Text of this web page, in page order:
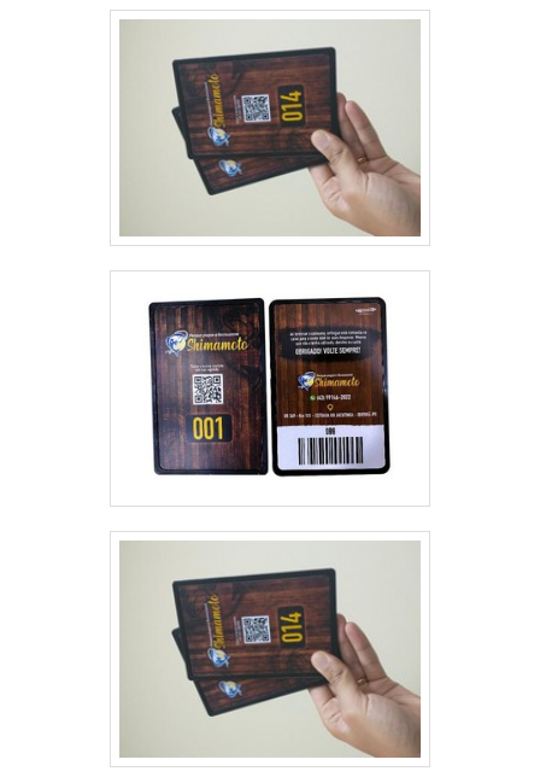
reconhecida por ser comprometida com seus
serviços e responsável, conquistas adquiridas
porque investiu em uma estrutura que hoje conta
com escritório de alta qualidade onde são realizadas
as atividades e biblioteca técnica de apoio. Todos
esses fatores, agregados a uma equipe
multidisciplinar de consultores associados e
profissionais com vasta experiência na área de